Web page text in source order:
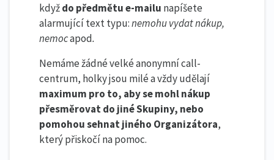
kdyždo předmětu e-mailu napíšete
alarmující text typu:nemohu vydat nákup,
nemocapod.
Nemáme žádné velké anonymní call-
centrum, holky jsou milé a vždy udělají
maximum pro to, aby se mohl nákup
přesměrovat do jiné Skupiny, nebo
pomohou sehnat jiného Organizátora,
který přiskočí na pomoc.